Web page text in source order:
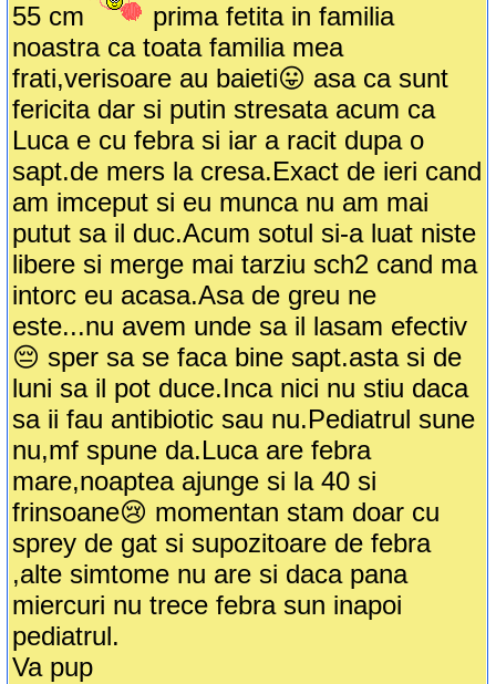
55 cm
prima fetita in familia
noastra ca toata familia mea
frati,verisoare au baieti😛 asa ca sunt
fericita dar si putin stresata acum ca
Luca e cu febra si iar a racit dupa o
sapt.de mers la cresa.Exact de ieri cand
am imceput si eu munca nu am mai
putut sa il duc.Acum sotul si-a luat niste
libere si merge mai tarziu sch2 cand ma
intorc eu acasa.Asa de greu ne
este...nu avem unde sa il lasam efectiv
😔 sper sa se faca bine sapt.asta si de
luni sa il pot duce.Inca nici nu stiu daca
sa ii fau antibiotic sau nu.Pediatrul sune
nu,mf spune da.Luca are febra
mare,noaptea ajunge si la 40 si
frinsoane😢 momentan stam doar cu
sprey de gat si supozitoare de febra
,alte simtome nu are si daca pana
miercuri nu trece febra sun inapoi
pediatrul.
Va pup